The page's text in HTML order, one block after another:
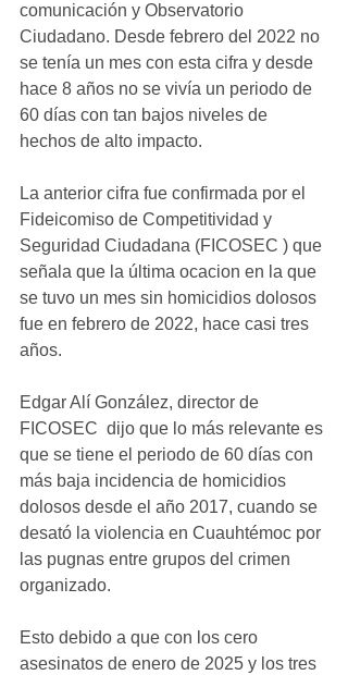
comunicación y Observatorio
Ciudadano. Desde febrero del 2022 no
se tenía un mes con esta cifra y desde
hace 8 años no se vivía un periodo de
60 días con tan bajos niveles de
hechos de alto impacto.
La anterior cifra fue confirmada por el
Fideicomiso de Competitividad y
Seguridad Ciudadana (FICOSEC ) que
señala que la última ocacion en la que
se tuvo un mes sin homicidios dolosos
fue en febrero de 2022, hace casi tres
años.
Edgar Alí González, director de
FICOSEC  dijo que lo más relevante es
que se tiene el periodo de 60 días con
más baja incidencia de homicidios
dolosos desde el año 2017, cuando se
desató la violencia en Cuauhtémoc por
las pugnas entre grupos del crimen
organizado.
Esto debido a que con los cero
asesinatos de enero de 2025 y los tres